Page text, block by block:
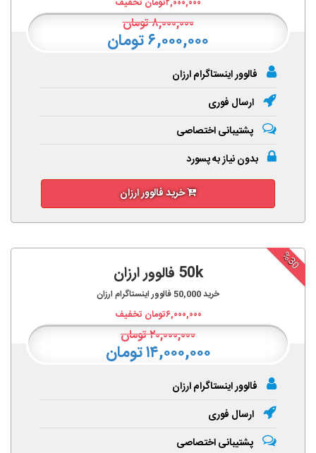
۲,۰۰۰,۰۰۰تومان تخفیف
۸,۰۰۰,۰۰۰تومان
۶,۰۰۰,۰۰۰ تومان
فالوور اینستاگرام ارزان
ارسال فوری
پشتیبانی اختصاصی
بدون نیاز به پسورد
خرید فالوور ارزان
%30
50k فالوور ارزان
خرید50,000فالوور اینستاگرام ارزان
۶,۰۰۰,۰۰۰تومان تخفیف
۲۰,۰۰۰,۰۰۰تومان
۱۴,۰۰۰,۰۰۰ تومان
فالوور اینستاگرام ارزان
ارسال فوری
پشتیبانی اختصاصی